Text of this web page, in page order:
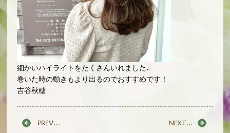
細かいハイライトをたくさんいれました♩
巻いた時の動きもより出るのでおすすめです！
吉谷秋穂